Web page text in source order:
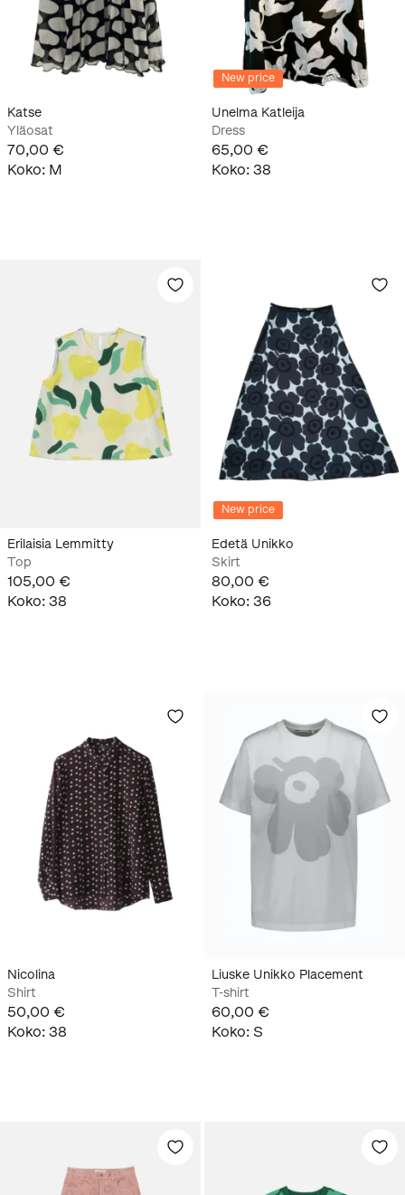
Katse
Yläosat
70,00 €
Koko: M
New price
Unelma Katleija
Dress
65,00 €
Koko: 38
Erilaisia Lemmitty
Top
105,00 €
Koko: 38
New price
Edetä Unikko
Skirt
80,00 €
Koko: 36
Nicolina
Shirt
50,00 €
Koko: 38
Liuske Unikko Placement
T-shirt
60,00 €
Koko: S